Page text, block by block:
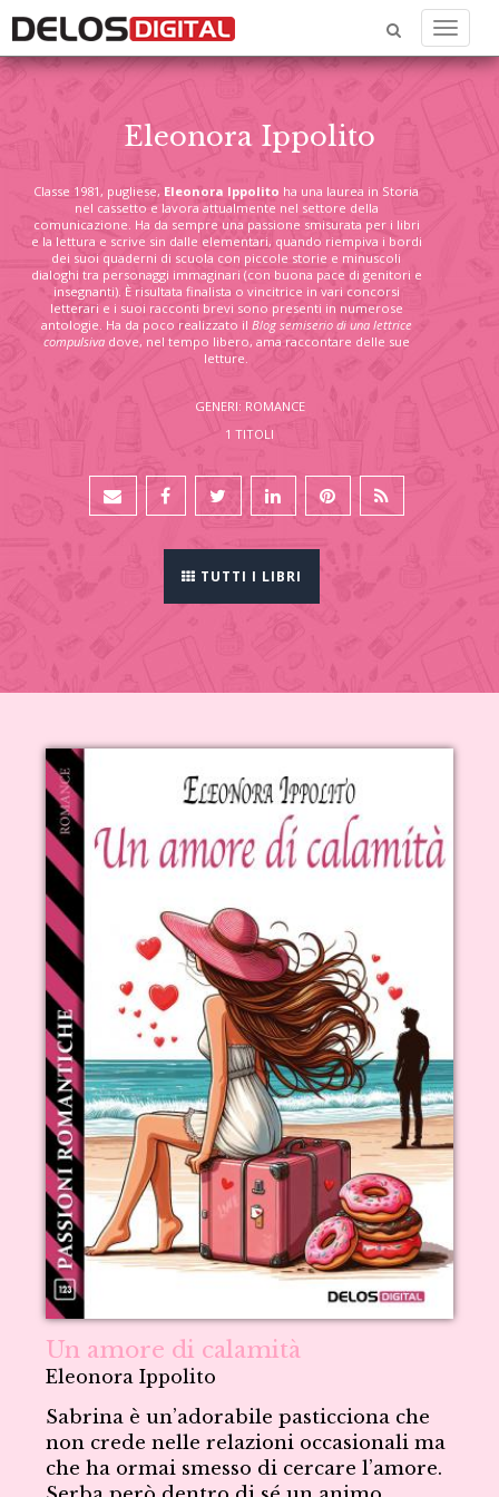
Menu
Eleonora Ippolito
Classe 1981, pugliese, Eleonora Ippolito ha una laurea in Storia
nel cassetto e lavora attualmente nel settore della
comunicazione. Ha da sempre una passione smisurata per i libri
e la lettura e scrive sin dalle elementari, quando riempiva i bordi
dei suoi quaderni di scuola con piccole storie e minuscoli
dialoghi tra personaggi immaginari (con buona pace di genitori e
insegnanti). È risultata finalista o vincitrice in vari concorsi
letterari e i suoi racconti brevi sono presenti in numerose
antologie. Ha da poco realizzato il Blog semiserio di una lettrice
compulsivadove, nel tempo libero, ama raccontare delle sue
letture.
GENERI: ROMANCE
1 TITOLI
TUTTI I LIBRI
Un amore di calamità
Eleonora Ippolito
Sabrina è un’adorabile pasticciona che
non crede nelle relazioni occasionali ma
che ha ormai smesso di cercare l’amore.